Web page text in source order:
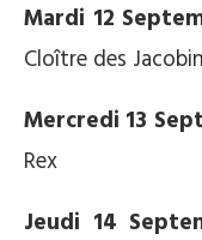
Mardi 12
Cloître des
Mercredi 13
Rex
Jeudi 14